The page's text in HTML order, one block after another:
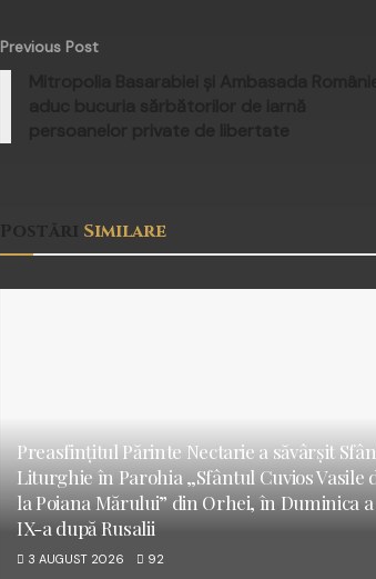
Previous Post
Similare
Preasfințitul Părinte Nectarie a săvârșit
Liturghie în Parohia „Sfântul Cuvios Vasile
la Poiana Mărului” din Orhei, în Duminica a
IX-a după Rusalii
3 AUGUST 2026 92